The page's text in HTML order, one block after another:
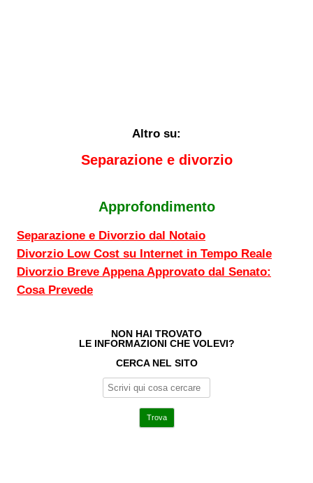
Altro su:
Separazione e divorzio
Approfondimento
Separazione e Divorzio dal Notaio
Divorzio Low Cost su Internet in Tempo Reale
Divorzio Breve Appena Approvato dal Senato:
Cosa Prevede
NON HAI TROVATO
LE INFORMAZIONI CHE VOLEVI?
CERCA NEL SITO